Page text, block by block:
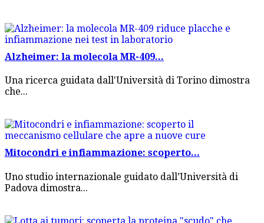
Alzheimer: la molecola MR-409...
Una ricerca guidata dall'Università di Torino dimostra
che...
Mitocondri e infiammazione: scoperto...
Uno studio internazionale guidato dall’Università di
Padova dimostra...